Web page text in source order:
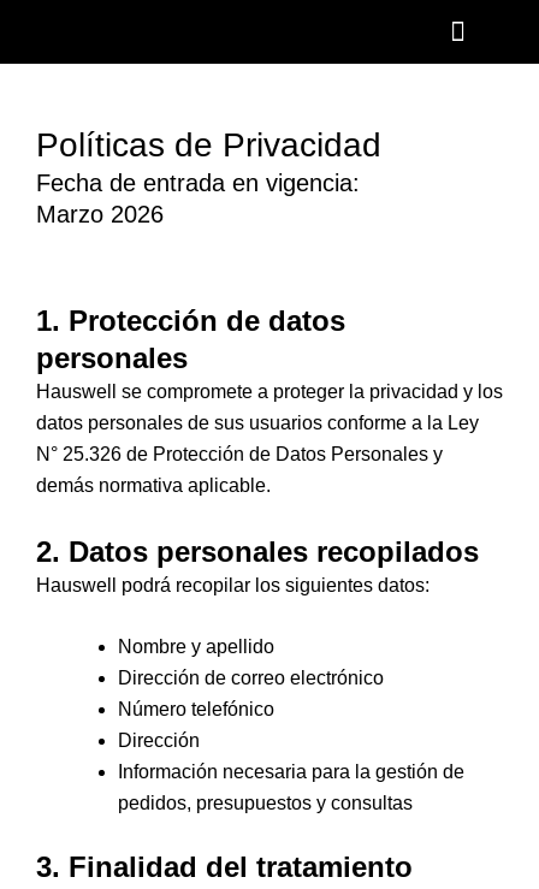
contenido
Políticas de Privacidad
Fecha de entrada en vigencia:
Marzo 2026
1. Protección de datos
personales
Hauswell se compromete a proteger la privacidad y los
datos personales de sus usuarios conforme a la Ley
N° 25.326 de Protección de Datos Personales y
demás normativa aplicable.
2. Datos personales recopilados
Hauswell podrá recopilar los siguientes datos:
Nombre y apellido
Dirección de correo electrónico
Número telefónico
Dirección
Información necesaria para la gestión de
pedidos, presupuestos y consultas
3. Finalidad del tratamiento